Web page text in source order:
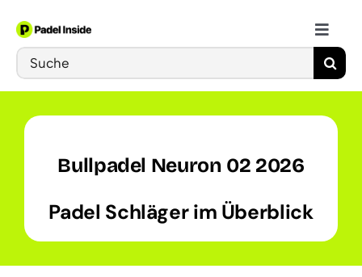
content
Toggle
Schläger
Bälle
Schuhe
Training
Search
for:
Bullpadel Neuron 02 2026
Padel Schläger im Überblick